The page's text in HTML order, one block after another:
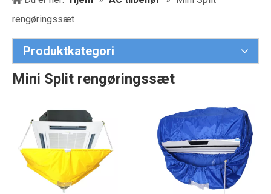
rengøringssæt
Produktkategori
Mini Split rengøringssæt